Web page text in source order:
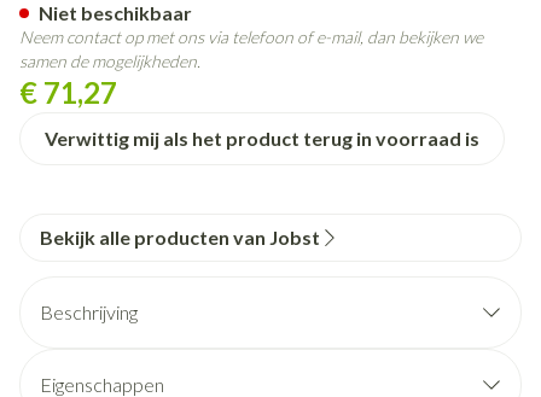
€ 71,27
Verwittig mij als het product terug in voorraad is
Niet beschikbaar
Neem contact op met ons via telefoon of e-mail, dan bekijken we
samen de mogelijkheden.
Bekijk alle producten van Jobst
Beschrijving
Eigenschappen